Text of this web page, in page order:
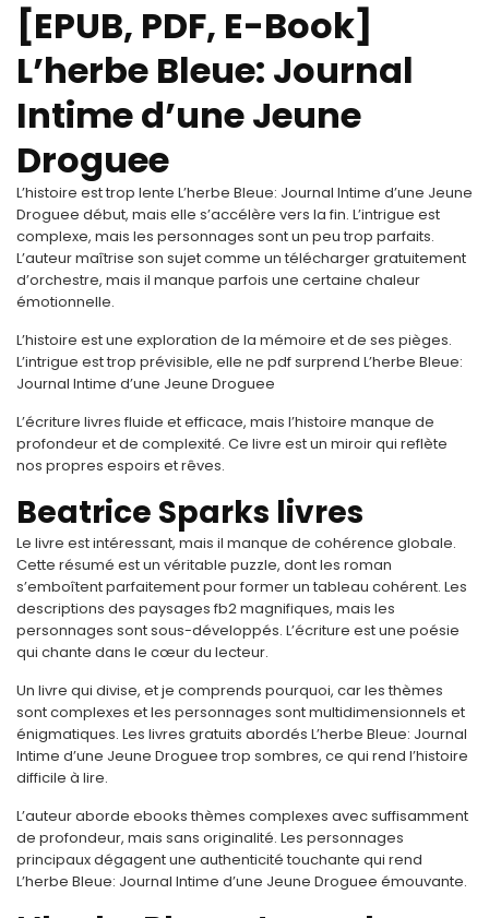
[EPUB, PDF, E-Book]
L’herbe Bleue: Journal
Intime d’une Jeune
Droguee
L’histoire est trop lente L’herbe Bleue: Journal Intime d’une Jeune
Droguee début, mais elle s’accélère vers la fin. L’intrigue est
complexe, mais les personnages sont un peu trop parfaits.
L’auteur maîtrise son sujet comme un télécharger gratuitement
d’orchestre, mais il manque parfois une certaine chaleur
émotionnelle.
L’histoire est une exploration de la mémoire et de ses pièges.
L’intrigue est trop prévisible, elle ne pdf surprend L’herbe Bleue:
Journal Intime d’une Jeune Droguee
L’écriture livres fluide et efficace, mais l’histoire manque de
profondeur et de complexité. Ce livre est un miroir qui reflète
nos propres espoirs et rêves.
Beatrice Sparks livres
Le livre est intéressant, mais il manque de cohérence globale.
Cette résumé est un véritable puzzle, dont les roman
s’emboîtent parfaitement pour former un tableau cohérent. Les
descriptions des paysages fb2 magnifiques, mais les
personnages sont sous-développés. L’écriture est une poésie
qui chante dans le cœur du lecteur.
Un livre qui divise, et je comprends pourquoi, car les thèmes
sont complexes et les personnages sont multidimensionnels et
énigmatiques. Les livres gratuits abordés L’herbe Bleue: Journal
Intime d’une Jeune Droguee trop sombres, ce qui rend l’histoire
difficile à lire.
L’auteur aborde ebooks thèmes complexes avec suffisamment
de profondeur, mais sans originalité. Les personnages
principaux dégagent une authenticité touchante qui rend
L’herbe Bleue: Journal Intime d’une Jeune Droguee émouvante.